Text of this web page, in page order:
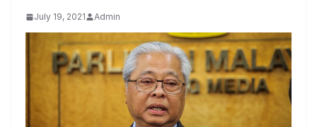
July 19, 2021 Admin